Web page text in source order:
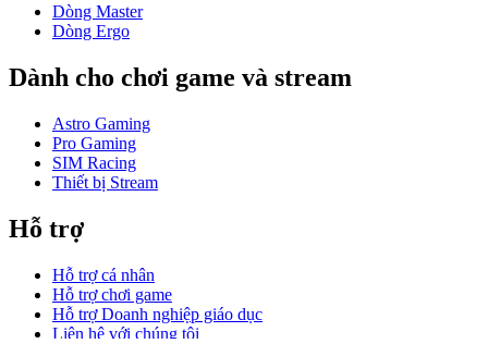
Dòng Master
Dòng Ergo
Dành cho chơi game và stream
Astro Gaming
Pro Gaming
SIM Racing
Thiết bị Stream
Hỗ trợ
Hỗ trợ cá nhân
Hỗ trợ chơi game
Hỗ trợ Doanh nghiệp giáo dục
Liên hệ với chúng tôi